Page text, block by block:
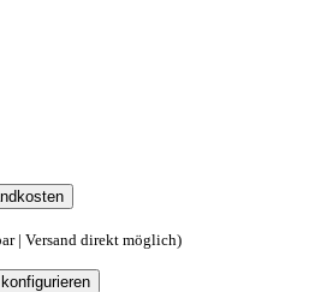
| Versand direkt möglich)